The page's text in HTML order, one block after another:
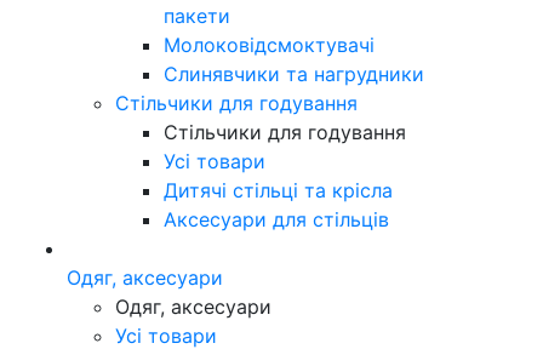
пакети
Молоковідсмоктувачі
Слинявчики та нагрудники
Стільчики для годування
Стільчики для годування
Усі товари
Дитячі стільці та крісла
Аксесуари для стільців
Одяг, аксесуари
Одяг, аксесуари
Усі товари